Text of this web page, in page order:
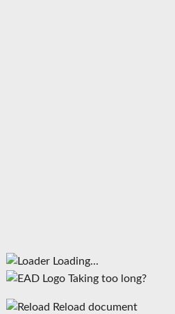
Loading...
Taking too long?
Reload document